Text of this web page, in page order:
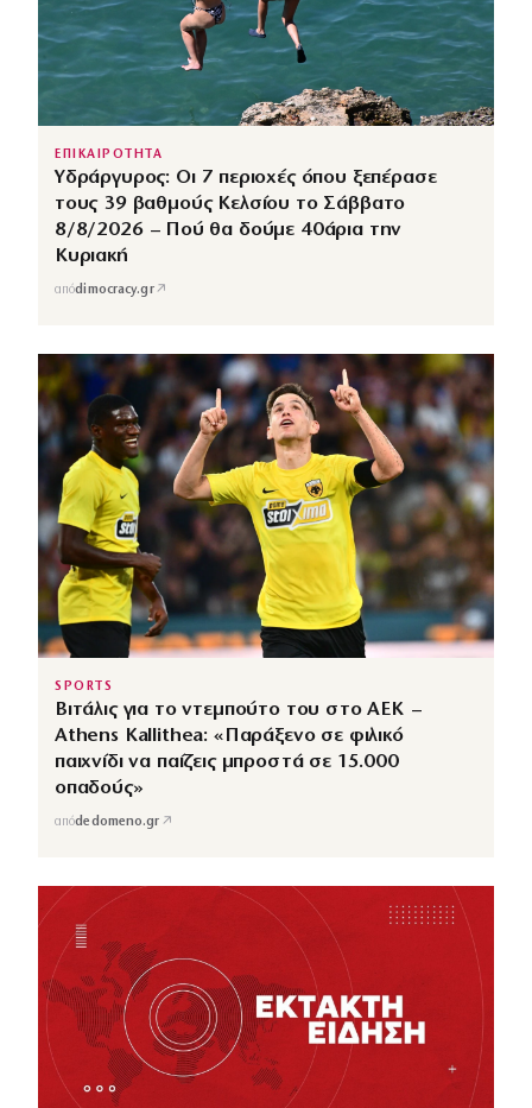
ΕΠΙΚΑΙΡΟΤΗΤΑ
Υδράργυρος: Οι 7 περιοχές όπου ξεπέρασε
τους 39 βαθμούς Κελσίου το Σάββατο
8/8/2026 – Πού θα δούμε 40άρια την
Κυριακή
απόdimocracy.gr↗
SPORTS
Βιτάλις για το ντεμπούτο του στο ΑΕΚ –
Athens Kallithea: «Παράξενο σε φιλικό
παιχνίδι να παίζεις μπροστά σε 15.000
οπαδούς»
απόdedomeno.gr ↗